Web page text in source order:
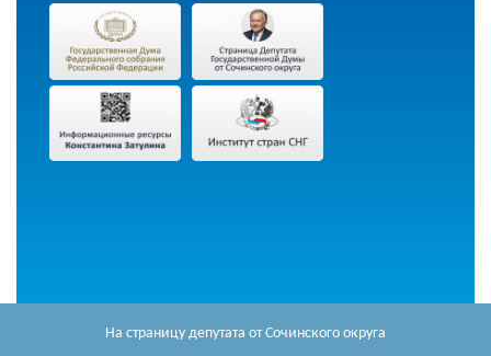
На страницу депутата от Сочинского округа